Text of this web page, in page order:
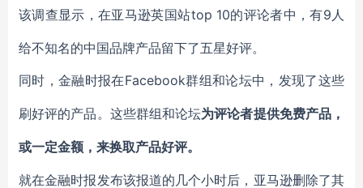
该调查显示，在亚马逊英国站top 10的评论者中，有9人
给不知名的中国品牌产品留下了五星好评。
同时，金融时报在Facebook群组和论坛中，发现了这些
刷好评的产品。这些群组和论坛为评论者提供免费产品，
或一定金额，来换取产品好评。
就在金融时报发布该报道的几个小时后，亚马逊删除了其